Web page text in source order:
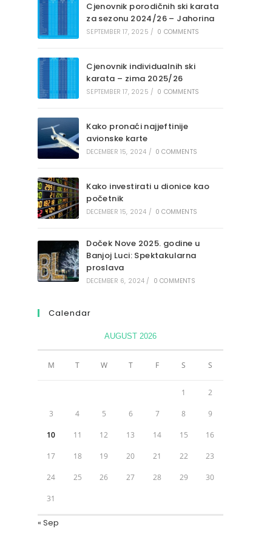
Cjenovnik porodičnih ski karata
za sezonu 2024/26 – Jahorina
SEPTEMBER 17, 2025 / 0 COMMENTS
Cjenovnik individualnih ski
karata – zima 2025/26
SEPTEMBER 17, 2025 / 0 COMMENTS
Kako pronaći najjeftinije
avionske karte
DECEMBER 15, 2024 / 0 COMMENTS
Kako investirati u dionice kao
početnik
DECEMBER 15, 2024 / 0 COMMENTS
Doček Nove 2025. godine u
Banjoj Luci: Spektakularna
proslava
DECEMBER 6, 2024 / 0 COMMENTS
Calendar
AUGUST 2026
M T W T F S S
1 2
3 4 5 6 7 8 9
10 11 12 13 14 15 16
17 18 19 20 21 22 23
24 25 26 27 28 29 30
31
« Sep